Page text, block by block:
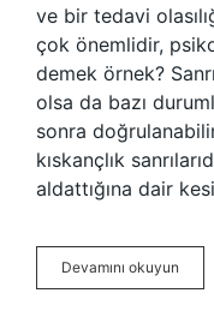
ve bir tedavi
çok önemlidir,
demek örnek?
olsa da bazı
sonra
kıskançlık
aldattığına dair
Devamını okuyun
Ne